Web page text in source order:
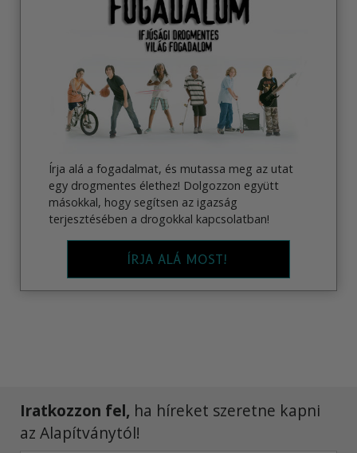
Írja alá a fogadalmat, és mutassa meg az utat
egy drogmentes élethez! Dolgozzon együtt
másokkal, hogy segítsen az igazság
terjesztésében a drogokkal kapcsolatban!
ÍRJA ALÁ MOST!
Iratkozzon fel, ha híreket szeretne kapni
az Alapítványtól!